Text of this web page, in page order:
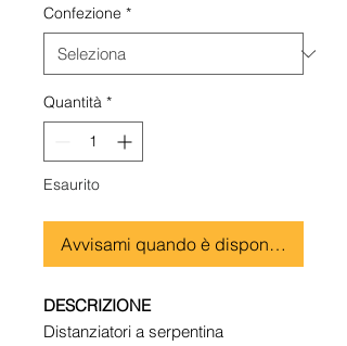
Confezione *
Quantità *
Esaurito
Avvisami quando è disponibile
DESCRIZIONE
Distanziatori a serpentina